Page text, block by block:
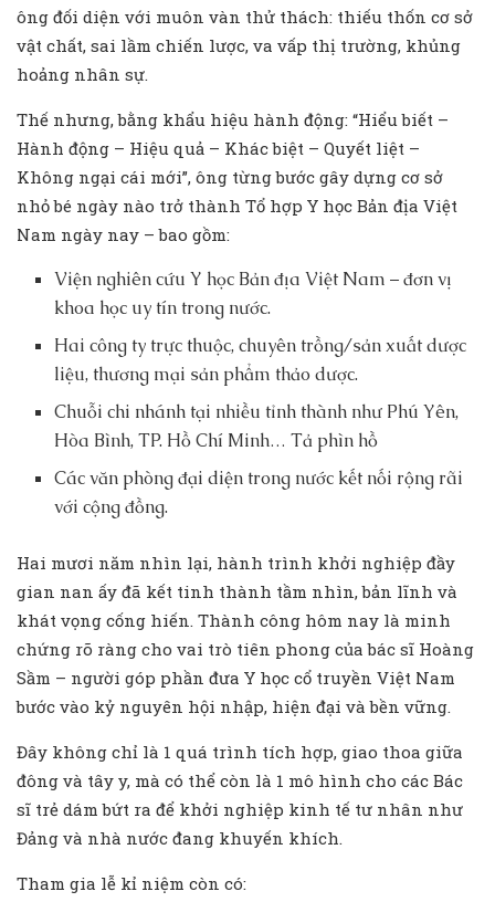
ông đối diện với muôn vàn thử thách: thiếu thốn cơ sở
vật chất, sai lầm chiến lược, va vấp thị trường, khủng
hoảng nhân sự.
Thế nhưng, bằng khẩu hiệu hành động: “Hiểu biết –
Hành động – Hiệu quả – Khác biệt – Quyết liệt –
Không ngại cái mới”, ông từng bước gây dựng cơ sở
nhỏ bé ngày nào trở thành Tổ hợp Y học Bản địa Việt
Nam ngày nay – bao gồm:
Viện nghiên cứu Y học Bản địa Việt Nam – đơn vị
khoa học uy tín trong nước.
Hai công ty trực thuộc, chuyên trồng/sản xuất dược
liệu, thương mại sản phẩm thảo dược.
Chuỗi chi nhánh tại nhiều tỉnh thành như Phú Yên,
Hòa Bình, TP. Hồ Chí Minh… Tả phìn hồ
Các văn phòng đại diện trong nước kết nối rộng rãi
với cộng đồng.
Hai mươi năm nhìn lại, hành trình khởi nghiệp đầy
gian nan ấy đã kết tinh thành tầm nhìn, bản lĩnh và
khát vọng cống hiến. Thành công hôm nay là minh
chứng rõ ràng cho vai trò tiên phong của bác sĩ Hoàng
Sầm – người góp phần đưa Y học cổ truyền Việt Nam
bước vào kỷ nguyên hội nhập, hiện đại và bền vững.
Đây không chỉ là 1 quá trình tích hợp, giao thoa giữa
đông và tây y, mà có thể còn là 1 mô hình cho các Bác
sĩ trẻ dám bứt ra để khởi nghiệp kinh tế tư nhân như
Đảng và nhà nước đang khuyến khích.
Tham gia lễ kỉ niệm còn có: